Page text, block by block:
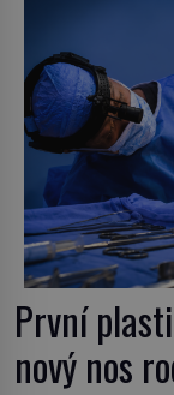
První
nový nos